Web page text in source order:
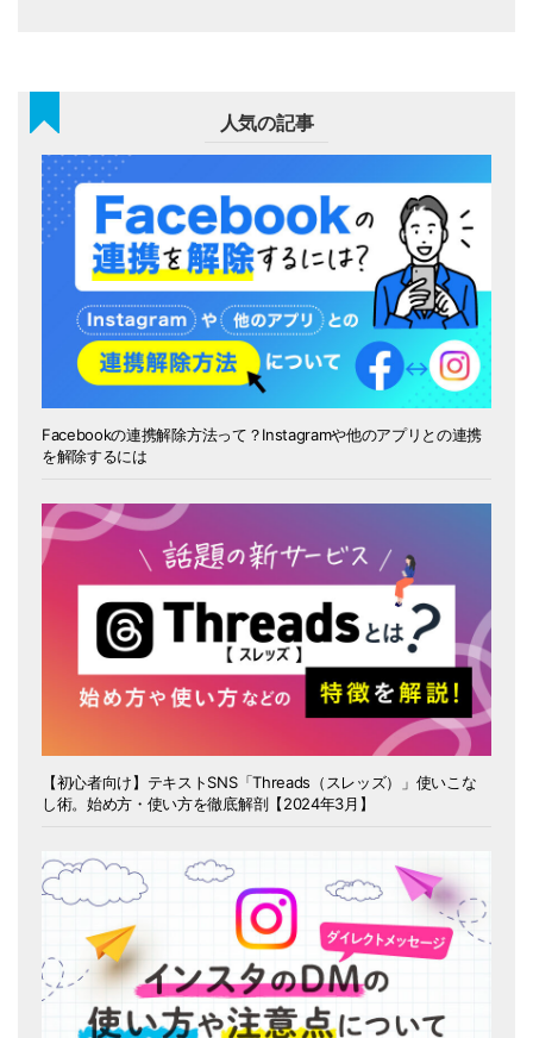
人気の記事
Facebookの連携解除方法って？Instagramや他のアプリとの連携
を解除するには
【初心者向け】テキストSNS「Threads（スレッズ）」使いこな
し術。始め方・使い方を徹底解剖【2024年3月】